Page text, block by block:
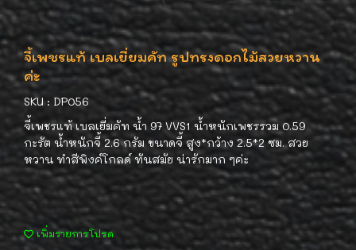
จี้เพชรแท้ เบลเยี่ยมคัท รูปทรงดอกไม้สวยหวาน
ค่ะ
SKU : DP056
จี้เพชรแท้ เบลเยี่มคัท น้ำ 97 VVS1 น้ำหนักเพชรรวม 0.59
กะรัต น้ำหนักจี้ 2.6 กรัม ขนาดจี้ สูง*กว้าง 2.5*2 ซม. สวย
หวาน ทำสีพิงค์โกลด์ ทันสมัย น่ารักมาก ๆค่ะ
เพิ่มรายการโปรด